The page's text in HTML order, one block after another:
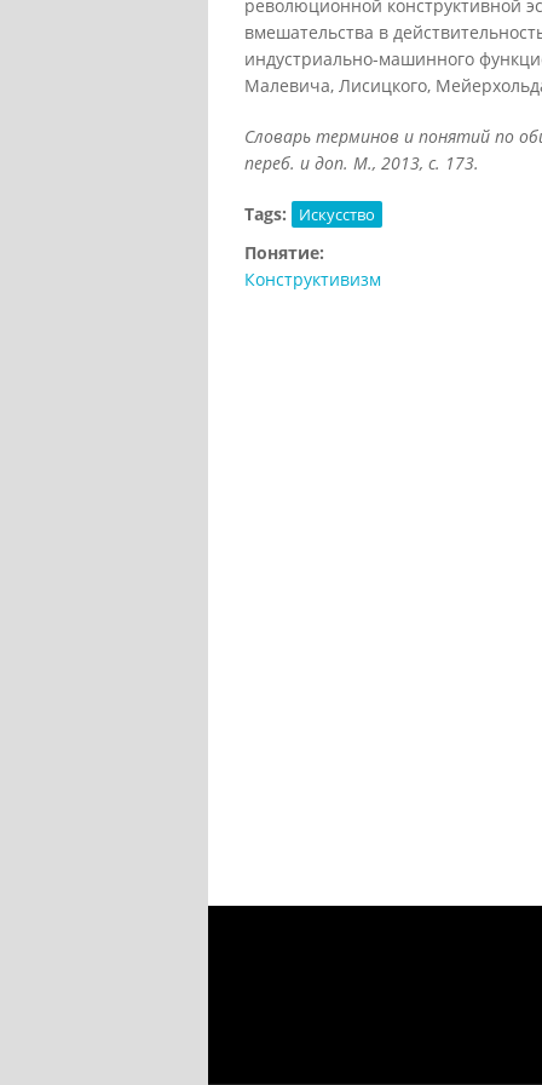
революционной конструктивной
вмешательства в
индустриально-машинного
Малевича, Лисицкого,
Словарь терминов и понятий по
переб. и доп. М., 2013, с. 173.
Tags: Искусство
Понятие:
Конструктивизм